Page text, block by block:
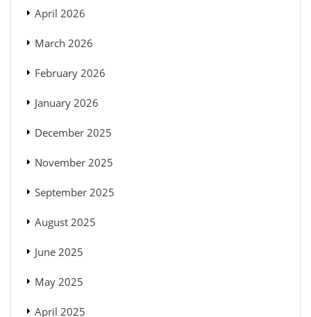
April 2026
March 2026
February 2026
January 2026
December 2025
November 2025
September 2025
August 2025
June 2025
May 2025
April 2025